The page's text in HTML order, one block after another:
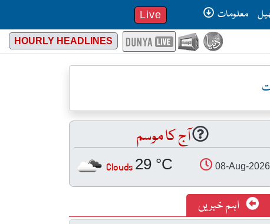
معلومات Live
HOURLY HEADLINES
آج کا موسم
08-Aug-2026
29 °C
Clouds
اہم خبریں